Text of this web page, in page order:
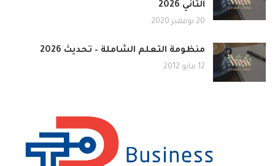
الثاني 2026
20 نوفمبر 2020
منظومة التعلم الشاملة – تحديث 2026
12 مايو 2012